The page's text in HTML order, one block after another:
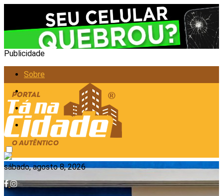
Publicidade
Sobre
Anunciar
Política de Privacidade
Contato
sábado, agosto 8, 2026